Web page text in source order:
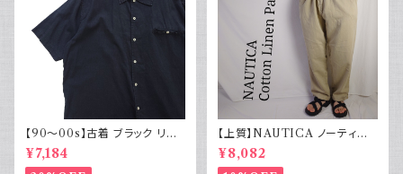
【90～00s】古着 ブラック リネ
ンコットンシャツ 黒 ボックスシ
ルエット
¥7,184
【上質】NAUTICA ノーティカ
コットンリネンパンツ ツータック
¥8,082